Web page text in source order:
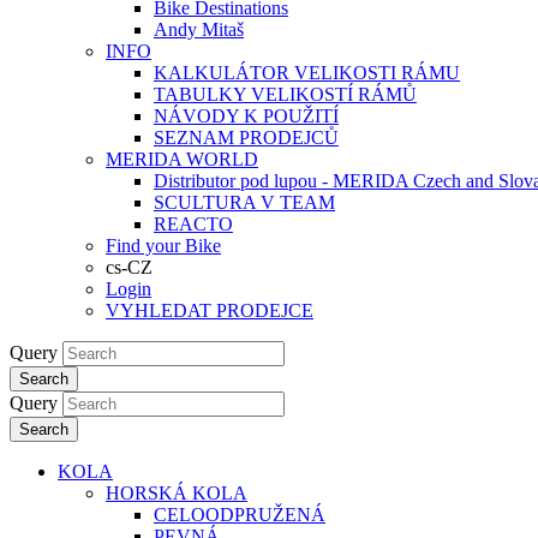
Bike Destinations
Andy Mitaš
INFO
KALKULÁTOR VELIKOSTI RÁMU
TABULKY VELIKOSTÍ RÁMŮ
NÁVODY K POUŽITÍ
SEZNAM PRODEJCŮ
MERIDA WORLD
Distributor pod lupou - MERIDA Czech and
SCULTURA V TEAM
REACTO
Find your Bike
cs-CZ
Login
VYHLEDAT PRODEJCE
Query
Search
Query
Search
KOLA
HORSKÁ KOLA
CELOODPRUŽENÁ